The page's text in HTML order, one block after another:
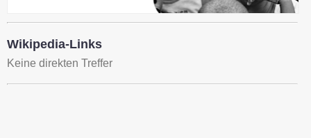
Wikipedia-Links
Keine direkten Treffer